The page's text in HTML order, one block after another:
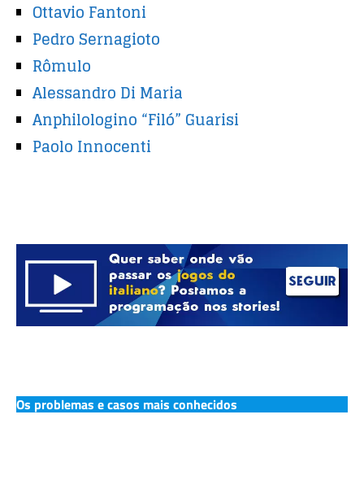
Ottavio Fantoni
Pedro Sernagioto
Rômulo
Alessandro Di Maria
Anphilologino “Filó” Guarisi
Paolo Innocenti
Os problemas e casos mais conhecidos